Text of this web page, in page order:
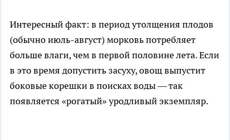
Интересный факт: в период утолщения плодов
(обычно июль-август) морковь потребляет
больше влаги, чем в первой половине лета. Если
в это время допустить засуху, овощ выпустит
боковые корешки в поисках воды — так
появляется «рогатый» уродливый экземпляр.